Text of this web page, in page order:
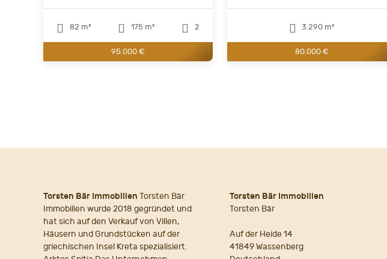
82 m² 175 m² 2
95.000 €
3.290 m²
80.000 €
Torsten Bär Immobilien Torsten Bär
Immobilien wurde 2018 gegründet und
hat sich auf den Verkauf von Villen,
Häusern und Grundstücken auf der
griechischen Insel Kreta spezialisiert.
Torsten Bär Immobilien
Torsten Bär
Auf der Heide 14
41849 Wassenberg